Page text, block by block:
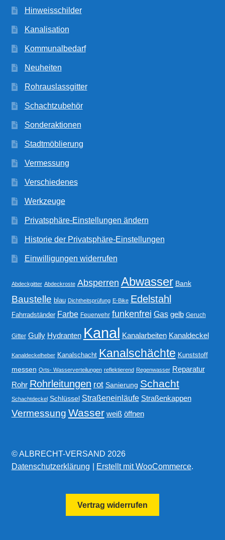
Hinweisschilder
Kanalisation
Kommunalbedarf
Neuheiten
Rohrauslassgitter
Schachtzubehör
Sonderaktionen
Stadtmöblierung
Vermessung
Verschiedenes
Werkzeuge
Privatsphäre-Einstellungen ändern
Historie der Privatsphäre-Einstellungen
Einwilligungen widerrufen
Abdeckgitter Abdeckroste Absperren Abwasser Bank
Baustelle blau Dichtheitsprüfung E-Bike Edelstahl
Fahrradständer Farbe Feuerwehr funkenfrei Gas gelb Geruch
Gitter Gully Hydranten Kanal Kanalarbeiten Kanaldeckel
Kanaldeckelheber Kanalschacht Kanalschächte Kunststoff
messen Orts- Wasserverteilungen reflektierend Regenwasser Reparatur
Rohr Rohrleitungen rot Sanierung Schacht
Schachtdeckel Schlüssel Straßeneinläufe Straßenkappen
Vermessung Wasser weiß öffnen
© ALBRECHT-VERSAND 2026
Datenschutzerklärung
Erstellt mit WooCommerce.
Vertrag widerrufen